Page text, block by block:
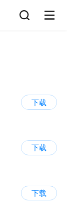
下载
下载
下载